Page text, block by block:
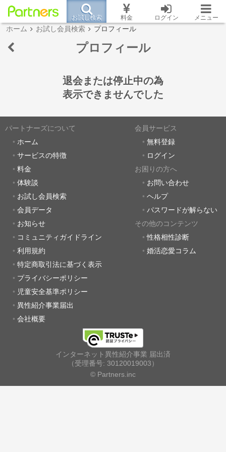
お試し検索 料金 ログイン メニュー
ホーム お試し会員検索 プロフィール
プロフィール
退会または停止中の為
表示できませんでした
パートナーズについて
ホーム
サービスの特徴
料金
体験談
お試し会員検索
会員データ
お知らせ
コミュニティガイドライン
利用規約
特定商取引法に基づく表示
プライバシーポリシー
児童安全基準ポリシー
異性紹介事業届出
会社概要
会員サービス
無料登録
ログイン
お困りの方へ
お問い合わせ
ヘルプ
パスワードが解らない
その他のコンテンツ
性格相性診断
婚活恋愛コラム
インターネット異性紹介事業 届出済
（受理番号: 30120019003）
© Partners.inc